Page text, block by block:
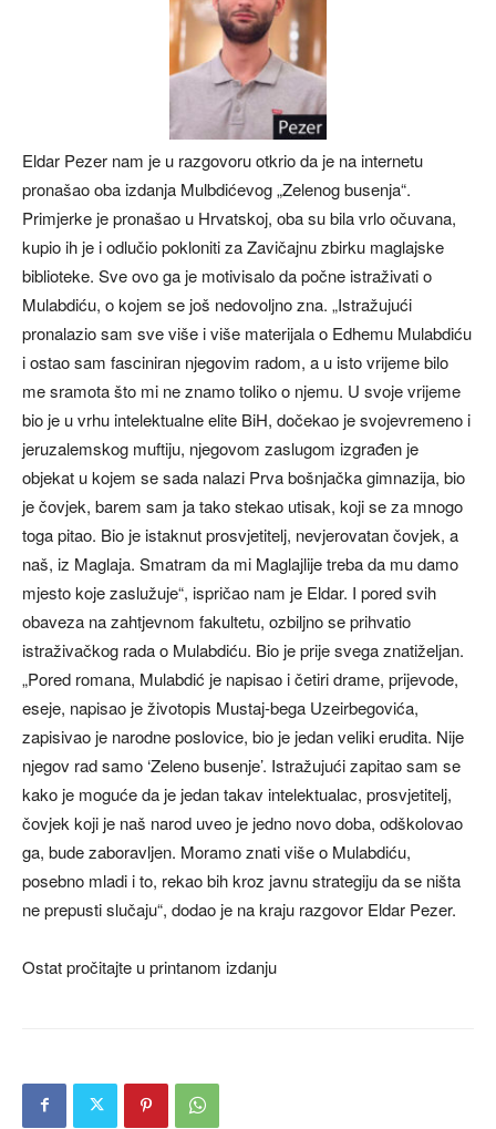
Eldar Pezer nam je u razgovoru otkrio da je na internetu
pronašao oba izdanja Mulbdićevog „Zelenog busenja“.
Primjerke je pronašao u Hrvatskoj, oba su bila vrlo očuvana,
kupio ih je i odlučio pokloniti za Zavičajnu zbirku maglajske
biblioteke. Sve ovo ga je motivisalo da počne istraživati o
Mulabdiću, o kojem se još nedovoljno zna. „Istražujući
pronalazio sam sve više i više materijala o Edhemu Mulabdiću
i ostao sam fasciniran njegovim radom, a u isto vrijeme bilo
me sramota što mi ne znamo toliko o njemu. U svoje vrijeme
bio je u vrhu intelektualne elite BiH, dočekao je svojevremeno i
jeruzalemskog muftiju, njegovom zaslugom izgrađen je
objekat u kojem se sada nalazi Prva bošnjačka gimnazija, bio
je čovjek, barem sam ja tako stekao utisak, koji se za mnogo
toga pitao. Bio je istaknut prosvjetitelj, nevjerovatan čovjek, a
naš, iz Maglaja. Smatram da mi Maglajlije treba da mu damo
mjesto koje zaslužuje“, ispričao nam je Eldar. I pored svih
obaveza na zahtjevnom fakultetu, ozbiljno se prihvatio
istraživačkog rada o Mulabdiću. Bio je prije svega znatiželjan.
„Pored romana, Mulabdić je napisao i četiri drame, prijevode,
eseje, napisao je životopis Mustaj-bega Uzeirbegovića,
zapisivao je narodne poslovice, bio je jedan veliki erudita. Nije
njegov rad samo ‘Zeleno busenje’. Istražujući zapitao sam se
kako je moguće da je jedan takav intelektualac, prosvjetitelj,
čovjek koji je naš narod uveo je jedno novo doba, odškolovao
ga, bude zaboravljen. Moramo znati više o Mulabdiću,
posebno mladi i to, rekao bih kroz javnu strategiju da se ništa
ne prepusti slučaju“, dodao je na kraju razgovor Eldar Pezer.
Ostat pročitajte u printanom izdanju